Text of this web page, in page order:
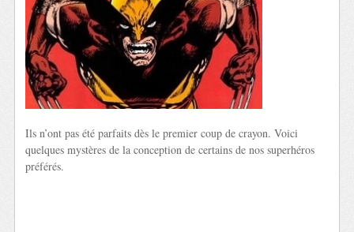
Ils n’ont pas été parfaits dès le premier coup de crayon. Voici
quelques mystères de la conception de certains de nos superhéros
préférés.